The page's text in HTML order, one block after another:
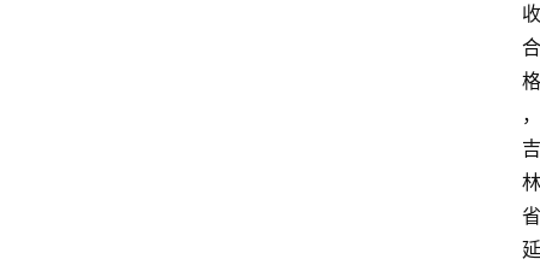
收
合
格
，
吉
林
省
延